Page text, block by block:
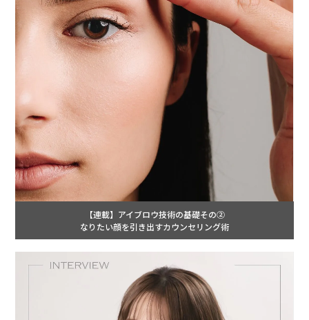
【連載】アイブロウ技術の基礎その②
なりたい顔を引き出すカウンセリング術